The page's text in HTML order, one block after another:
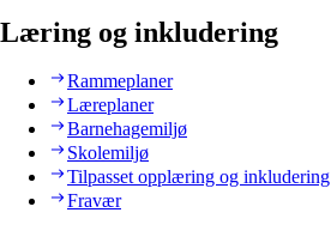
Læring og inkludering
Rammeplaner
Læreplaner
Barnehagemiljø
Skolemiljø
Tilpasset opplæring og inkludering
Fravær